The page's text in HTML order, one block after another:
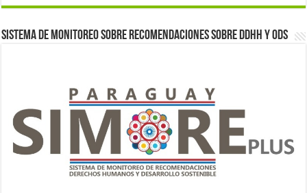
Sistema de monitoreo sobre recomendaciones sobre DDHH y ODS